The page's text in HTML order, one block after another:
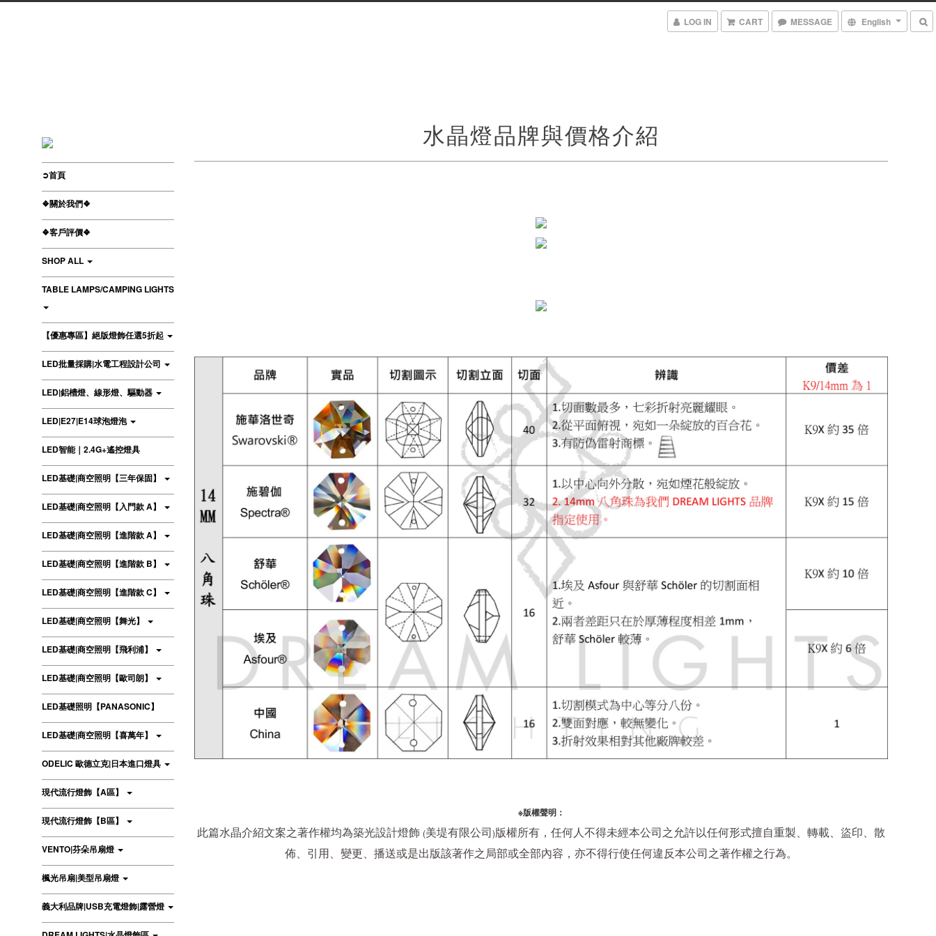
LOG IN CART MESSAGE English
➲首頁
❖關於我們❖
❖客戶評價❖
SHOP ALL
TABLE LAMPS/CAMPING LIGHTS
【優惠專區】絕版燈飾任選5折起
LED批量採購|水電工程設計公司
LED|鋁槽燈、線形燈、驅動器
LED|E27|E14球泡燈泡
LED智能｜2.4G+遙控燈具
LED基礎|商空照明【三年保固】
LED基礎|商空照明【入門款 A】
LED基礎|商空照明【進階款 A】
LED基礎|商空照明【進階款 B】
LED基礎|商空照明【進階款 C】
LED基礎|商空照明【舞光】
LED基礎|商空照明【飛利浦】
LED基礎|商空照明【歐司朗】
LED基礎照明【PANASONIC】
LED基礎|商空照明【喜萬年】
ODELIC 歐德立克|日本進口燈具
現代流行燈飾【A區】
現代流行燈飾【B區】
VENTO|芬朵吊扇燈
楓光吊扇|美型吊扇燈
義大利品牌|USB充電燈飾|露營燈
水晶燈品牌與價格介紹
※版權聲明：
此篇水晶介紹文案之著作權均為築光設計燈飾 (美堤有限公司)版權所有，任何人不得未經本公司之允許以任何形式擅自重製、轉載、盜印、散
佈、引用、變更、播送或是出版該著作之局部或全部內容，亦不得行使任何違反本公司之著作權之行為。